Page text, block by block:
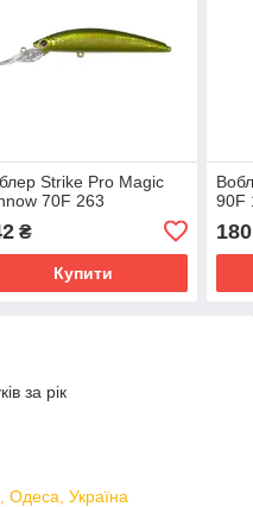
Strike Pro Magic
70F 263
₴
Купити
90F
180
за рік
Україна